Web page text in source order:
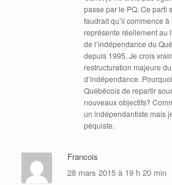
passe par le PQ. Ce parti
faudrait qu’il commence à
représente réellement au
de l’indépendance du
depuis 1995. Je crois
restructuration majeure
d’indépendance.
Québécois de repartir
nouveaux objectifs?
un indépendantiste mais
péquiste.
Francois
28 mars 2015 à 19 h 20 min